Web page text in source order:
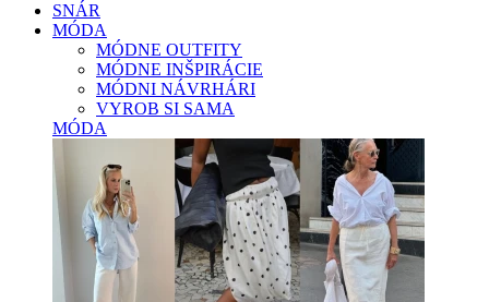
SNÁR
MÓDA
MÓDNE OUTFITY
MÓDNE INŠPIRÁCIE
MÓDNI NÁVRHÁRI
VYROB SI SAMA
MÓDA